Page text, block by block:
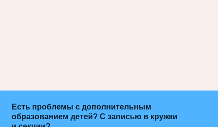
Есть проблемы с дополнительным
образованием детей? С записью в кружки